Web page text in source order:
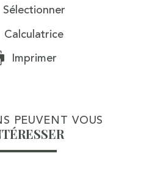
Sélectionner
Calculatrice
Imprimer
PEUVENT VOUS